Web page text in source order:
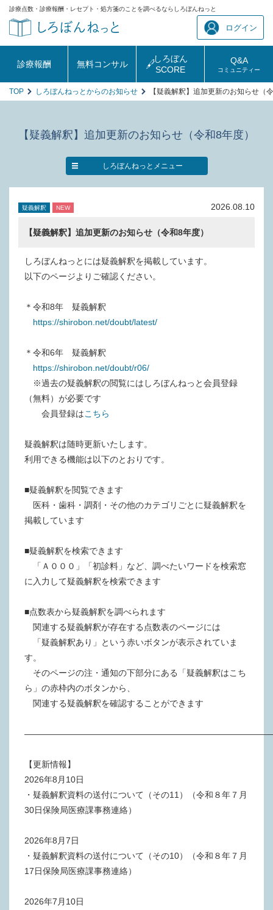
診療点数・診療報酬・レセプト・処方箋のことを調べるならしろぼんねっと
ログイン
診療報酬 無料コンサル
しろぼん
SCORE
Q&A
コミュニティー
TOP しろぼんねっとからのお知らせ 【疑義解釈】追加更新のお知らせ（
【疑義解釈】追加更新のお知らせ（令和8年度）
しろぼんねっとメニュー
疑義解釈 NEW 2026.08.10
【疑義解釈】追加更新のお知らせ（令和8年度）
しろぼんねっとには疑義解釈を掲載しています。
以下のページよりご確認ください。
＊令和8年 疑義解釈
https://shirobon.net/doubt/latest/
＊令和6年 疑義解釈
https://shirobon.net/doubt/r06/
※過去の疑義解釈の閲覧にはしろぼんねっと会員登録
（無料）が必要です
会員登録はこちら
疑義解釈は随時更新いたします。
利用できる機能は以下のとおりです。
■疑義解釈を閲覧できます
医科・歯科・調剤・その他のカテゴリごとに疑義解釈を
掲載しています
■疑義解釈を検索できます
「Ａ０００」「初診料」など、調べたいワードを検索窓
に入力して疑義解釈を検索できます
■点数表から疑義解釈を調べられます
関連する疑義解釈が存在する点数表のページには
「疑義解釈あり」という赤いボタンが表示されていま
す。
そのページの注・通知の下部分にある「疑義解釈はこち
ら」の赤枠内のボタンから、
関連する疑義解釈を確認することができます
【更新情報】
2026年8月10日
・疑義解釈資料の送付について（その11）（令和８年７月
30日保険局医療課事務連絡）
2026年8月7日
・疑義解釈資料の送付について（その10）（令和８年７月
17日保険局医療課事務連絡）
2026年7月10日